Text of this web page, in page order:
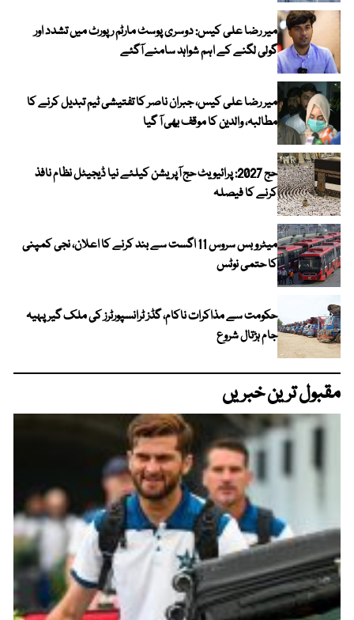
میر رضا علی کیس: دوسری پوسٹ مارٹم رپورٹ میں تشدد اور
گولی لگنے کے اہم شواہد سامنے آگئے
میر رضا علی کیس، جبران ناصر کا تفتیشی ٹیم تبدیل کرنے کا
مطالبہ، والدین کا موقف بھی آ گیا
حج 2027: پرائیویٹ حج آپریشن کیلئے نیا ڈیجیٹل نظام نافذ
کرنے کا فیصلہ
میٹرو بس سروس 11 اگست سے بند کرنے کا اعلان، نجی کمپنی
کا حتمی نوٹس
حکومت سے مذاکرات ناکام، گڈز ٹرانسپورٹرز کی ملک گیر پہیہ
جام ہڑتال شروع
مقبول ترین خبریں